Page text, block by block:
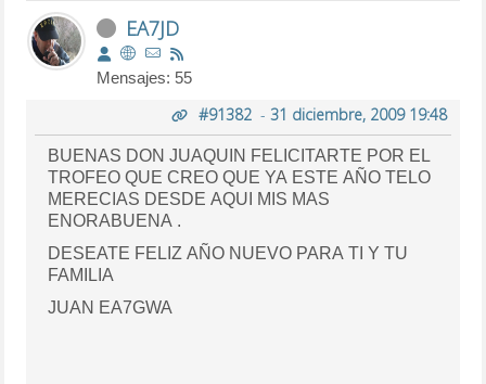
EA7JD
Mensajes: 55
#91382- 31 diciembre, 2009 19:48
BUENAS DON JUAQUIN FELICITARTE POR EL
TROFEO QUE CREO QUE YA ESTE AÑO TELO
MERECIAS DESDE AQUI MIS MAS
ENORABUENA .
DESEATE FELIZ AÑO NUEVO PARA TI Y TU
FAMILIA
JUAN EA7GWA